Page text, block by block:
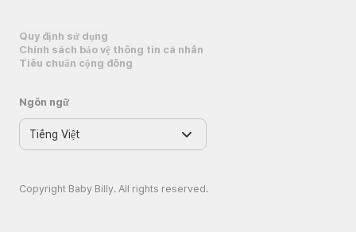
Quy định sử dụng
Chính sách bảo vệ thông tin cá nhân
Tiêu chuẩn cộng đồng
Ngôn ngữ
Copyright Baby Billy. All rights reserved.